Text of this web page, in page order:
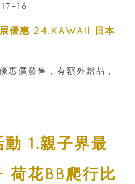
優惠 24.KAWAII 日本
惠價發售，有額外贈品，
動 1.親子界最
荷花BB爬行比